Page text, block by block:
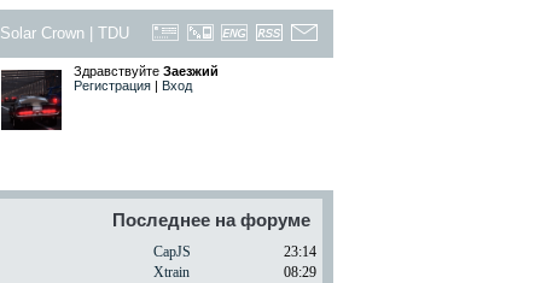
Solar Crown TDU
Здравствуйте Заезжий
Регистрация | Вход
Последнее на форуме
CapJS
23:14
Xtrain
08:29